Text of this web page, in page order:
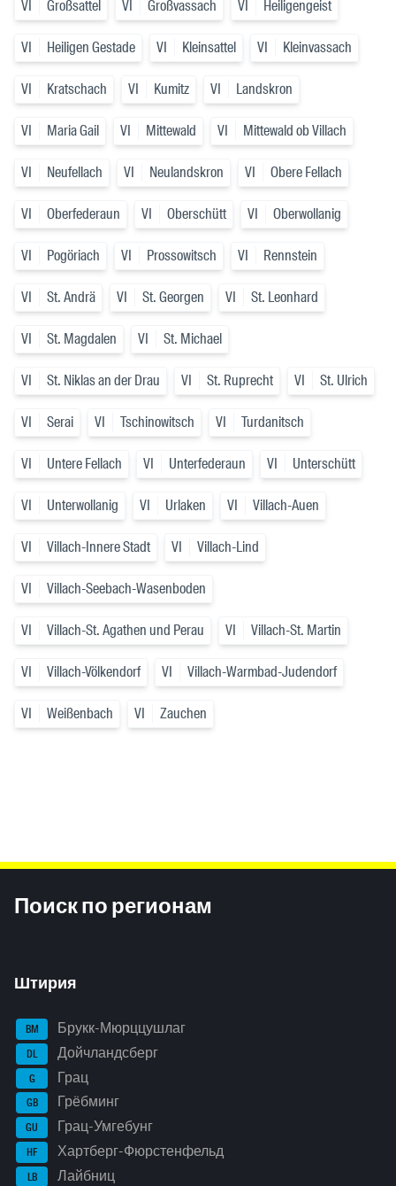
VI Großsattel VI Großvassach VI Heiligengeist
VI Heiligen Gestade VI Kleinsattel VI Kleinvassach
VI Kratschach VI Kumitz VI Landskron
VI Maria Gail VI Mittewald VI Mittewald ob Villach
VI Neufellach VI Neulandskron VI Obere Fellach
VI Oberfederaun VI Oberschütt VI Oberwollanig
VI Pogöriach VI Prossowitsch VI Rennstein
VI St. Andrä VI St. Georgen VI St. Leonhard
VI St. Magdalen VI St. Michael
VI St. Niklas an der Drau VI St. Ruprecht VI St. Ulrich
VI Serai VI Tschinowitsch VI Turdanitsch
VI Untere Fellach VI Unterfederaun VI Unterschütt
VI Unterwollanig VI Urlaken VI Villach-Auen
VI Villach-Innere Stadt VI Villach-Lind
VI Villach-Seebach-Wasenboden
VI Villach-St. Agathen und Perau VI Villach-St. Martin
VI Villach-Völkendorf VI Villach-Warmbad-Judendorf
VI Weißenbach VI Zauchen
Поиск по регионам
Штирия
BM Брукк-Мюрццушлаг
DL Дойчландсберг
G Грац
GB Грёбминг
GU Грац-Умгебунг
HF Хартберг-Фюрстенфельд
LB Лайбниц